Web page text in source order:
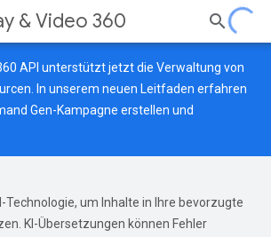
& Video 360
API unterstützt jetzt die Verwaltung von
In unserem neuen Leitfaden erfahren
Gen-Kampagne erstellen und
Technologie, um Inhalte in Ihre bevorzugte
KI-Übersetzungen können Fehler